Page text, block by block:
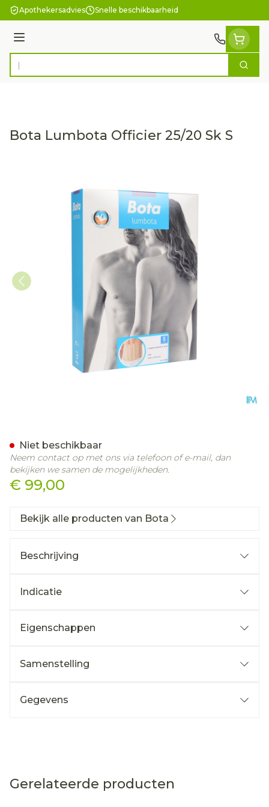
Ga naar de inhoud
Apothekersadvies Snelle beschikbaarheid
Menu
Product, merk, categorie... Zoek
Bota Lumbota Officier 25/20 Sk S
€ 99,00
Niet beschikbaar
Neem contact op met ons via telefoon of e-mail, dan
bekijken we samen de mogelijkheden.
Bekijk alle producten van Bota
Beschrijving
Indicatie
Eigenschappen
Samenstelling
Gegevens
Gerelateerde producten